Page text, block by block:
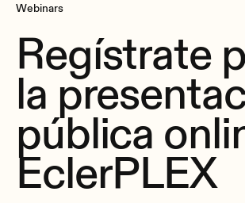
Webinars
Regístrate
la
pública
EclerPLEX